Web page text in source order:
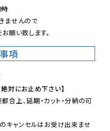
ませんので
願い致します。
項
対にお止め下さい】
上、延期・カット・分納の可
キャンセルはお受け出来ませ